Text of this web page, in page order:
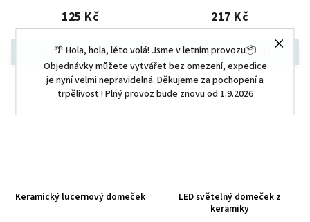
🌴 Hola, hola, léto volá! Jsme v letním provozu📦
Objednávky můžete vytvářet bez omezení, expedice
je nyní velmi nepravidelná. Děkujeme za pochopení a
trpělivost ! Plný provoz bude znovu od 1.9.2026
125 Kč 217 Kč
Keramický lucernový domeček
LED světelný domeček z
keramiky